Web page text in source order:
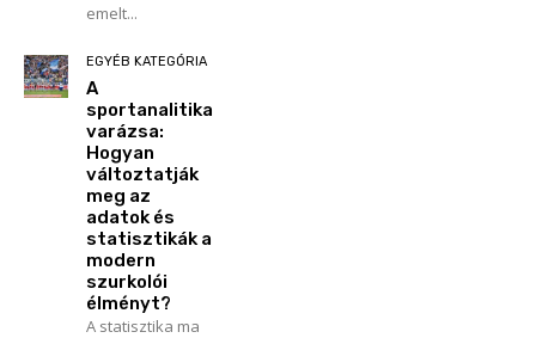
emelt...
EGYÉB KATEGÓRIA
A
sportanalitika
varázsa:
Hogyan
változtatják
meg az
adatok és
statisztikák a
modern
szurkolói
élményt?
A statisztika ma